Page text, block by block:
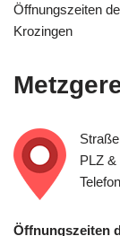
Öffnungszeiten
Krozingen
PLZ &
Öffnungszeiten